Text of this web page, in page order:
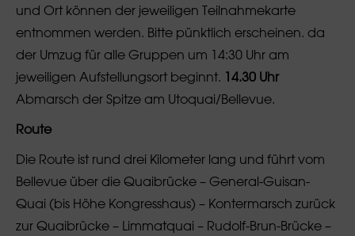
und Ort können der jeweiligen Teilnahmekarte
entnommen werden. Bitte pünktlich erscheinen. da
der Umzug für alle Gruppen um 14:30 Uhr am
jeweiligen Aufstellungsort beginnt. 14.30 Uhr
Abmarsch der Spitze am Utoquai/Bellevue.
Route
Die Route ist rund drei Kilometer lang und führt vom
Bellevue über die Quaibrücke – General-Guisan-
Quai (bis Höhe Kongresshaus) – Kontermarsch zurück
zur Quaibrücke – Limmatquai – Rudolf-Brun-Brücke –